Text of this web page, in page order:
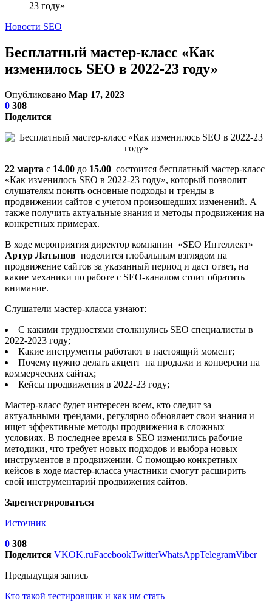
23 году»
Новости SEO
Бесплатный мастер-класс «Как
изменилось SEO в 2022-23 году»
Опубликовано Мар 17, 2023
0 308
Поделится
22 марта c 14.00 до 15.00 состоится бесплатный мастер-класс
«Как изменилось SEO в 2022-23 году», который позволит
слушателям понять основные подходы и тренды в
продвижении сайтов с учетом произошедших изменений. А
также получить актуальные знания и методы продвижения на
конкретных примерах.
В ходе мероприятия директор компании «SEO Интеллект»
Артур Латыпов поделится глобальным взглядом на
продвижение сайтов за указанный период и даст ответ, на
какие механики по работе с SEO-каналом стоит обратить
внимание.
Слушатели мастер-класса узнают:
С какими трудностями столкнулись SEO специалисты в
2022-2023 году;
Какие инструменты работают в настоящий момент;
Почему нужно делать акцент на продажи и конверсии на
коммерческих сайтах;
Кейсы продвижения в 2022-23 году;
Мастер-класс будет интересен всем, кто следит за
актуальными трендами, регулярно обновляет свои знания и
ищет эффективные методы продвижения в сложных
условиях. В последнее время в SEO изменились рабочие
методики, что требует новых подходов и выбора новых
инструментов в продвижении. С помощью конкретных
кейсов в ходе мастер-класса участники смогут расширить
свой инструментарий продвижения сайтов.
Зарегистрироваться
Источник
0 308
Поделится VKOK.ruFacebookTwitterWhatsAppTelegramViber
Предыдущая запись
Кто такой тестировщик и как им стать